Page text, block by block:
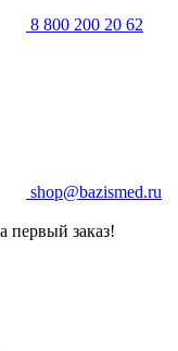
8 800 200 20 62
shop@bazismed.ru
первый заказ!